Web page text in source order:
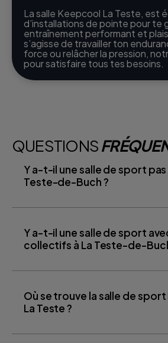
La salle Keepcool La Teste, est
d’installations de pointe pour te
entraînement performant et
s’agisse de travailler ton
force ou relâcher la pression,
pour satisfaire tous tes besoins.
QUESTIONS
Y a-t-il une salle de sport pas
Teste-de-Buch ?
Y a-t-il une salle de sport
collectifs à La Teste-de-
Où se trouve la salle de
La Teste ?